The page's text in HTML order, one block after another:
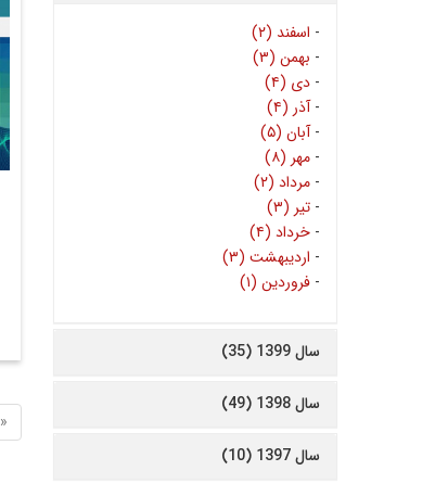
«
- اسفند (۲)
- بهمن (۳)
- دی (۴)
-آذر (۴)
-آبان (۵)
- مهر (۸)
- مرداد (۲)
- تیر (۳)
- خرداد (۴)
- اردیبهشت (۳)
- فروردین (۱)
سال 1399 (35)
سال 1398 (49)
سال 1397 (10)